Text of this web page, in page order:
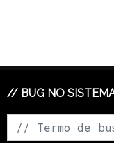
// BUG NO